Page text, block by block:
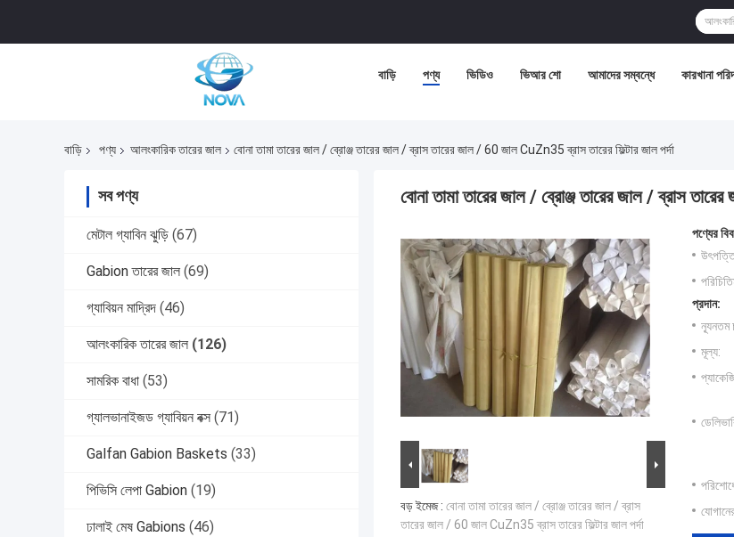
বাড়ি পণ্য ভিডিও ভিআর শো আমাদের সম্বন্ধে কারখানা
বাড়ি পণ্য আলংকারিক তারের জাল বোনা তামা তারের জাল / ব্রোঞ্জ তারের জাল / ব্রাস তারের জাল / 60 জাল CuZn35 ব্রাস তারের ফিল্টার জাল পর্দা
সব পণ্য
মেটাল গ্যাবিন ঝুড়ি (67)
Gabion তারের জাল (69)
গ্যাবিয়ন মাদ্রিদ (46)
আলংকারিক তারের জাল (126)
সামরিক বাধা (53)
গ্যালভানাইজড গ্যাবিয়ন বক্স (71)
Galfan Gabion Baskets (33)
পিভিসি লেপা Gabion (19)
ঢালাই মেষ Gabions (46)
বোনা তামা তারের জাল / ব্রোঞ্জ তারের জাল / ব্রাস
বড় ইমেজ : বোনা তামা তারের জাল / ব্রোঞ্জ তারের জাল / ব্রাস
তারের জাল / 60 জাল CuZn35 ব্রাস তারের ফিল্টার জাল পর্দা
পণ্যের
প্রদান:
ন্যূনতম
মূল্য: